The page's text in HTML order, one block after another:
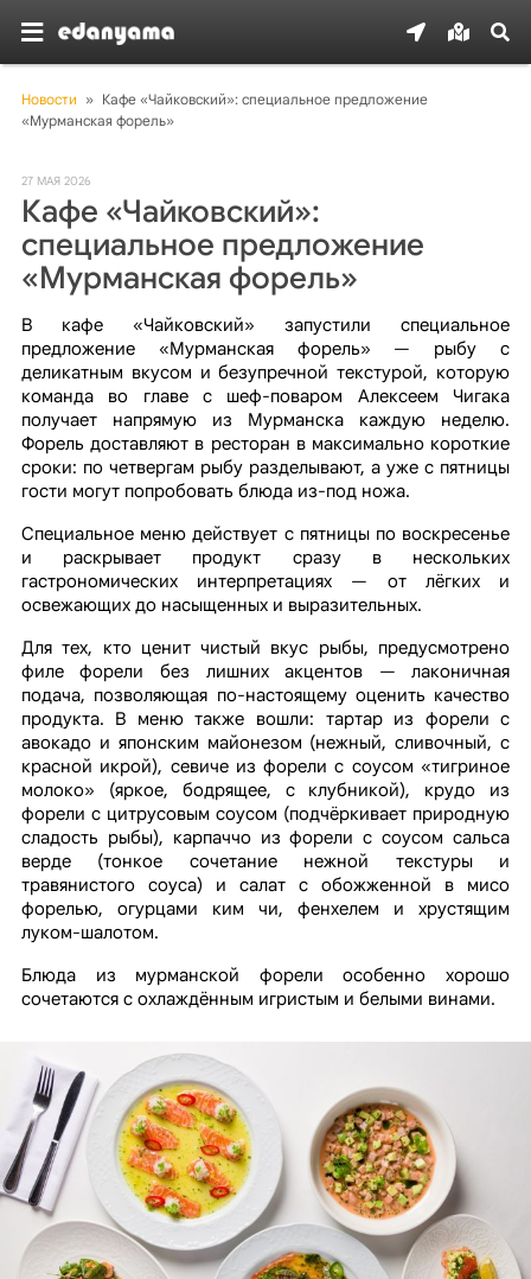
Новости » Кафе «Чайковский»: специальное предложение
«Мурманская форель»
27 МАЯ 2026
Кафе «Чайковский»:
специальное предложение
«Мурманская форель»
В кафе «Чайковский» запустили специальное
предложение «Мурманская форель» — рыбу с
деликатным вкусом и безупречной текстурой, которую
команда во главе с шеф-поваром Алексеем Чигака
получает напрямую из Мурманска каждую неделю.
Форель доставляют в ресторан в максимально короткие
сроки: по четвергам рыбу разделывают, а уже с пятницы
гости могут попробовать блюда из-под ножа.
Специальное меню действует с пятницы по воскресенье
и раскрывает продукт сразу в нескольких
гастрономических интерпретациях — от лёгких и
освежающих до насыщенных и выразительных.
Для тех, кто ценит чистый вкус рыбы, предусмотрено
филе форели без лишних акцентов — лаконичная
подача, позволяющая по-настоящему оценить качество
продукта. В меню также вошли: тартар из форели с
авокадо и японским майонезом (нежный, сливочный, с
красной икрой), севиче из форели с соусом «тигриное
молоко» (яркое, бодрящее, с клубникой), крудо из
форели с цитрусовым соусом (подчёркивает природную
сладость рыбы), карпаччо из форели с соусом сальса
верде (тонкое сочетание нежной текстуры и
травянистого соуса) и салат с обожженной в мисо
форелью, огурцами ким чи, фенхелем и хрустящим
луком-шалотом.
Блюда из мурманской форели особенно хорошо
сочетаются с охлаждённым игристым и белыми винами.